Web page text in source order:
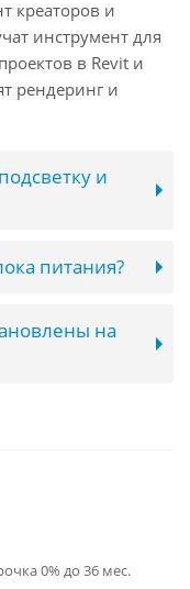
креаторов и
инструмент для
в Revit и
рендеринг и
и
питания?
на
0% до 36 мес.